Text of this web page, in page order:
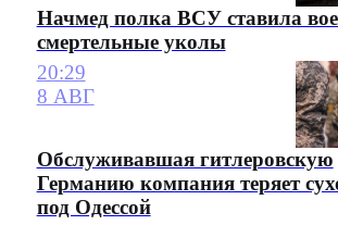
Начмед полка ВСУ ставила
смертельные уколы
20:29
8 АВГ
Обслуживавшая гитлеровскую
Германию компания теряет
под Одессой